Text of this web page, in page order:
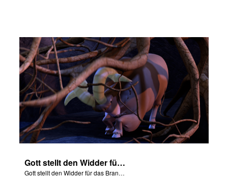
Gott stellt den Widder für das Brandopfer zur Verfügung.
Gott stellt den Widder für das Brandopfer zur Verfügung.